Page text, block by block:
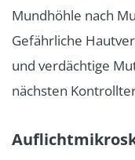
Mundhöhle nach
Gefährliche
und verdächtige
nächsten